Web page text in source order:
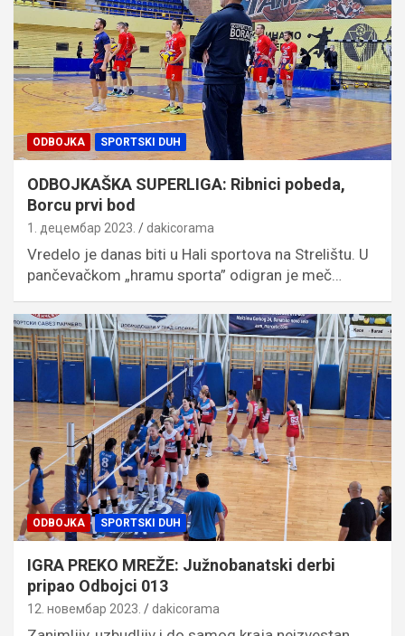
ODBOJKA SPORTSKI DUH
ODBOJKAŠKA SUPERLIGA: Ribnici pobeda,
Borcu prvi bod
1. децембар 2023. dakicorama
Vredelo je danas biti u Hali sportova na Strelištu. U
pančevačkom „hramu sporta” odigran je meč…
ODBOJKA SPORTSKI DUH
IGRA PREKO MREŽE: Južnobanatski derbi
pripao Odbojci 013
12. новембар 2023. dakicorama